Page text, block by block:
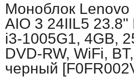
Моноблок Lenovo
AIO 3 24IIL5 23.8"
i3-1005G1, 4GB,
DVD-RW, WiFi,
черный
Каталог продукции
Ноутбуки и ультрабуки
Компьютеры
Контакты
Контактная информация